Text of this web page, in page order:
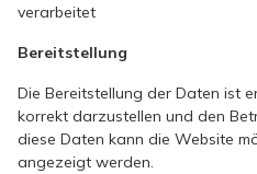
verarbeitet
Bereitstellung
Die Bereitstellung der Daten ist
korrekt darzustellen und den
diese Daten kann die Website
angezeigt werden.